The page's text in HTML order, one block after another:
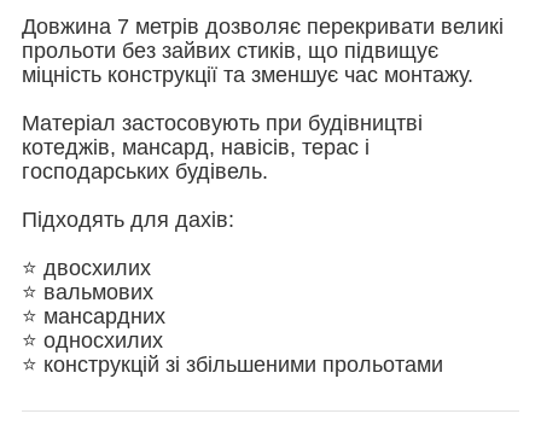
Довжина 7 метрів дозволяє перекривати великі
прольоти без зайвих стиків, що підвищує
міцність конструкції та зменшує час монтажу.
Матеріал застосовують при будівництві
котеджів, мансард, навісів, терас і
господарських будівель.
Підходять для дахів:
⭐ двосхилих
⭐ вальмових
⭐ мансардних
⭐ односхилих
⭐ конструкцій зі збільшеними прольотами